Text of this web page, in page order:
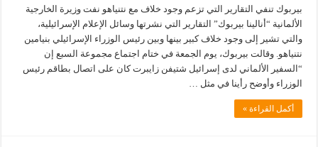
بيربوك تنفي التقارير التي تزعم وجود خلاف مع نتنياهو نفت وزيرة الخارجية
الألمانية “أنالينا بيربوك” التقارير التي نشرتها وسائل الإعلام الإسرائيلية،
والتي تشير إلى وجود خلاف كبير بينها وبين رئيس الوزراء الإسرائيلي بنيامين
نتنياهو. وقالت بيربوك، يوم الجمعة في ختام اجتماع مجموعة السبع إن
“السفير الألماني لدى إسرائيل شتيفن زايبرت كان على اتصال بطاقم رئيس
الوزراء وأوضح رأينا في مثل …
أكمل القراءة »